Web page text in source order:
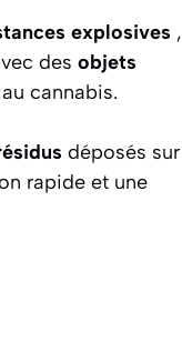
explosives ,
des objets
cannabis.
déposés sur
rapide et une